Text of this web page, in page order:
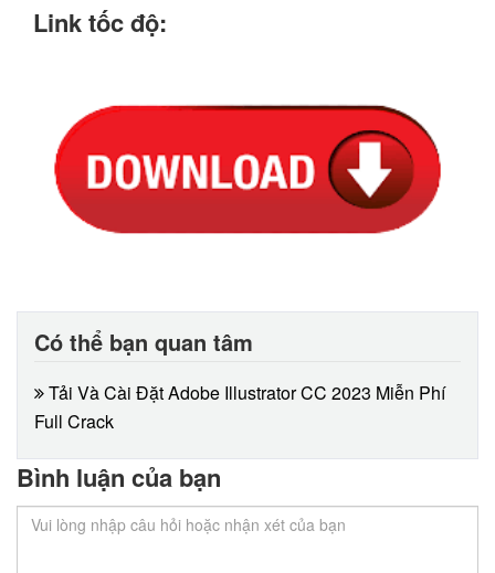
Link tốc độ:
Có thể bạn quan tâm
Tải Và Cài Đặt Adobe Illustrator CC 2023 Miễn Phí
Full Crack
Bình luận của bạn